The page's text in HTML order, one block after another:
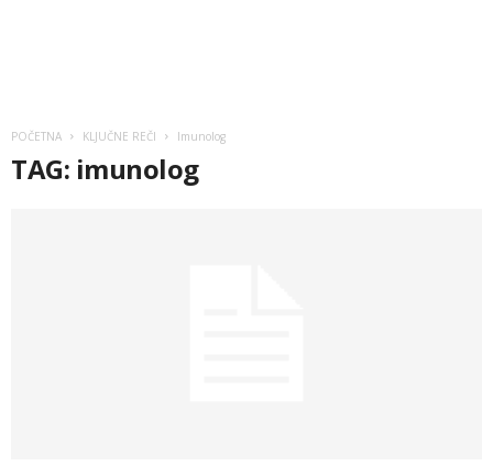
POČETNA KLJUČNE REČI Imunolog
TAG: imunolog